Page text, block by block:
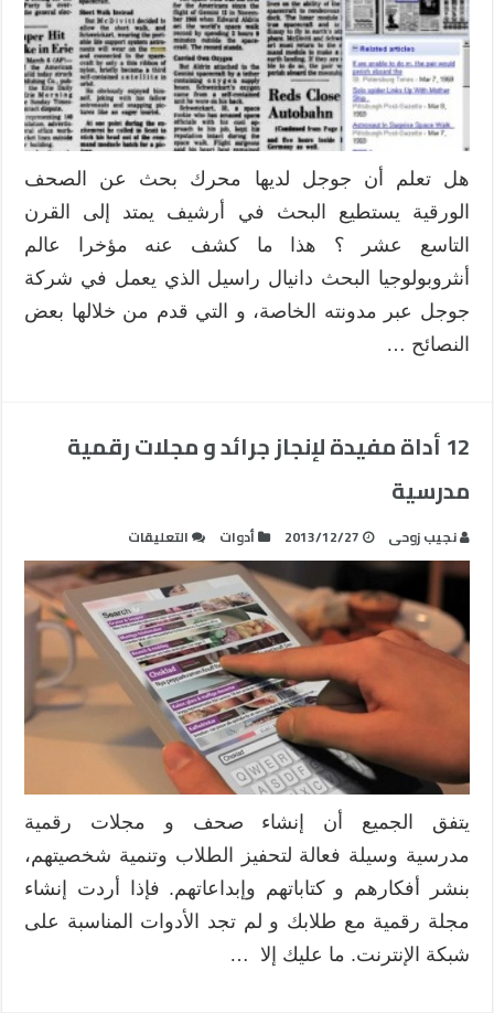
هل تعلم أن جوجل لديها محرك بحث عن الصحف
الورقية يستطيع البحث في أرشيف يمتد إلى القرن
التاسع عشر ؟ هذا ما كشف عنه مؤخرا عالم
أنثروبولوجيا البحث دانيال راسيل الذي يعمل في شركة
جوجل عبر مدونته الخاصة، و التي قدم من خلالها بعض
النصائح …
12 أداة مفيدة لإنجاز جرائد و مجلات رقمية
مدرسية
نجيب زوحى 2013/12/27 أدوات التعليقات
12
أداة
مفيدة
لإنجاز
جرائد
و
رقمية
مدرسية
مغلقة
يتفق الجميع أن إنشاء صحف و مجلات رقمية
مدرسية وسيلة فعالة لتحفيز الطلاب وتنمية شخصيتهم،
بنشر أفكارهم و كتاباتهم وإبداعاتهم. فإذا أردت إنشاء
مجلة رقمية مع طلابك و لم تجد الأدوات المناسبة على
شبكة الإنترنت. ما عليك إلا …